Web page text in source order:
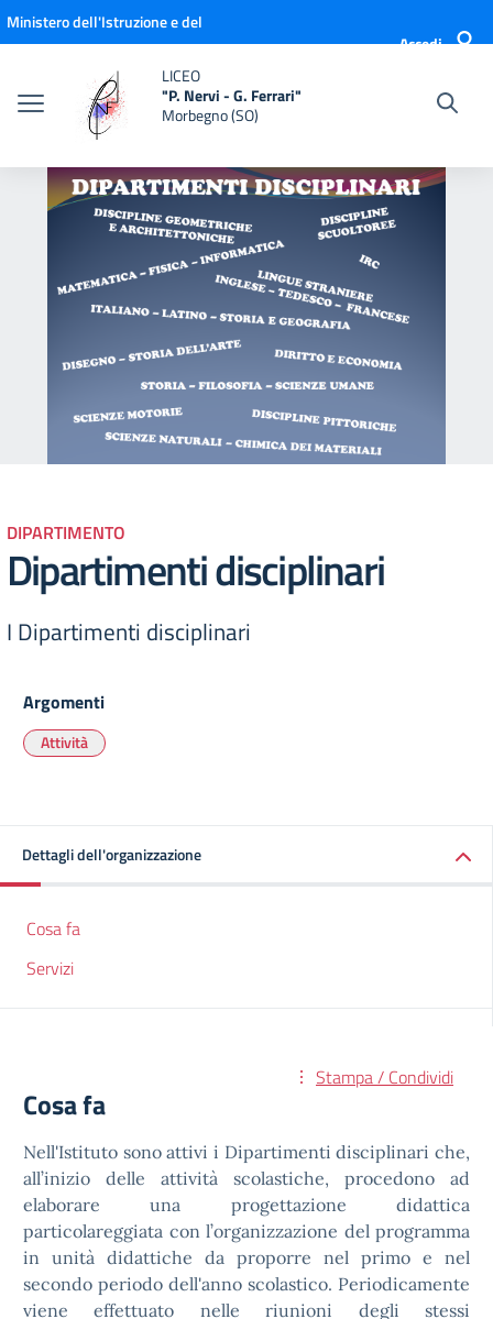
Vai ai contenuti
Vai al menu di navigazione
Vai al footer
Ministero dell'Istruzione e del
Accedi
LICEO
"P. Nervi - G. Ferrari"
Morbegno (SO)
DIPARTIMENTO
Dipartimenti disciplinari
I Dipartimenti disciplinari
Argomenti
Attività
Dettagli dell'organizzazione
Cosa fa
Servizi
Stampa / Condividi
Cosa fa
Nell'Istituto sono attivi i Dipartimenti disciplinari che,
all’inizio delle attività scolastiche, procedono ad
elaborare una progettazione didattica
particolareggiata con l’organizzazione del programma
in unità didattiche da proporre nel primo e nel
secondo periodo dell'anno scolastico. Periodicamente
viene effettuato nelle riunioni degli stessi